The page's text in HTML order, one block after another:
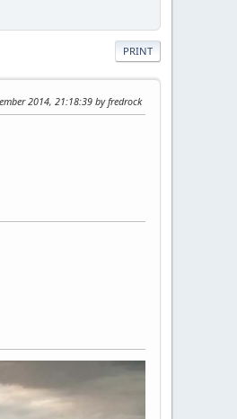
PRINT
2014, 21:18:39 by fredrock